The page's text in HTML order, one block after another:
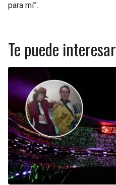
para mí”.
Te puede interesar